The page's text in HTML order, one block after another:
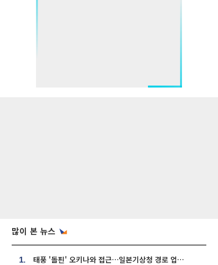
많이 본 뉴스
1. 태풍 '돌핀' 오키나와 접근…일본기상청 경로 업데이트